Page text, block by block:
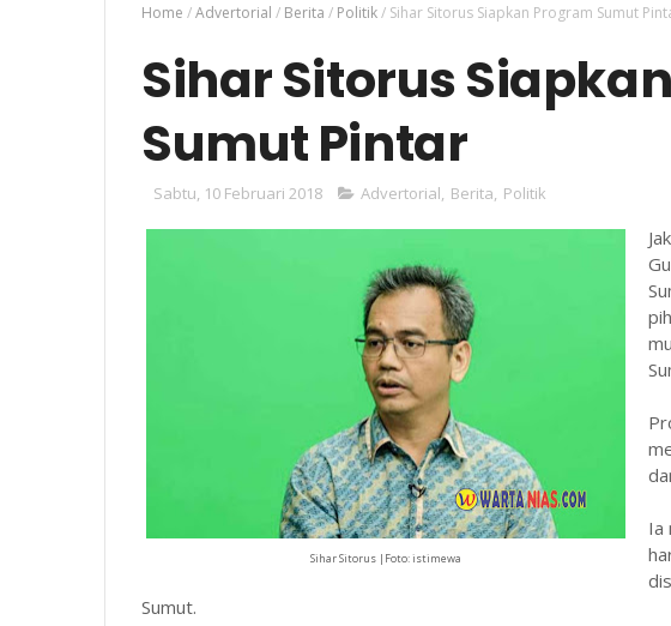
Home /Advertorial / Berita / Politik/ Sihar Sitorus Siapkan Program Sumut
Sihar Sitorus
Sumut Pintar
Sabtu, 10 Februari 2018 Advertorial Berita Politik
Sihar Sitorus |Foto: istimewa
Ia
Sumut.